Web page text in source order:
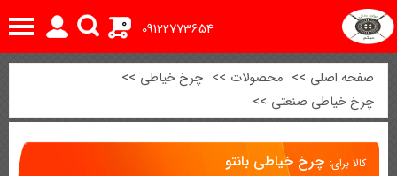
09122773654
0
صفحه اصلی >> محصولات >> چرخ خیاطی >>
چرخ خیاطی صنعتی >>
کالا برای: چرخ خیاطی بانتو